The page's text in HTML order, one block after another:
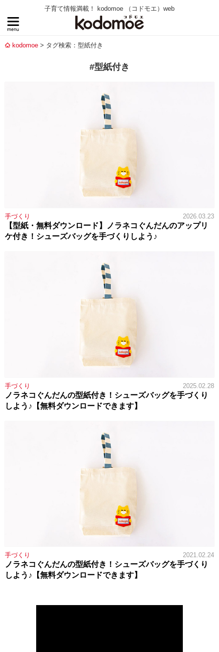
子育て情報満載！ kodomoe （コドモエ）web
kodomoe タグ検索：型紙付き
#型紙付き
手づくり 2026.03.23
【型紙・無料ダウンロード】ノラネコぐんだんのアップリ
ケ付き！シューズバッグを手づくりしよう♪
手づくり 2025.02.28
ノラネコぐんだんの型紙付き！シューズバッグを手づくり
しよう♪【無料ダウンロードできます】
手づくり 2021.02.24
ノラネコぐんだんの型紙付き！シューズバッグを手づくり
しよう♪【無料ダウンロードできます】